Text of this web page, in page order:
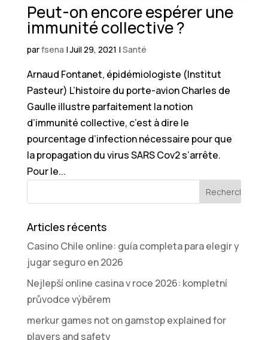
Peut-on encore espérer une
immunité collective ?
parfsena |Juil 29, 2021 | Santé
Arnaud Fontanet, épidémiologiste (Institut
Pasteur) L’histoire du porte-avion Charles de
Gaulle illustre parfaitement la notion
d’immunité collective, c’est à dire le
pourcentage d’infection nécessaire pour que
la propagation du virus SARS Cov2 s’arrête.
Pour le...
Articles récents
Casino Chile online: guía completa para elegir y
jugar seguro en 2026
Nejlepší online casina v roce 2026: kompletní
průvodce výběrem
merkur games not on gamstop explained for
players and safety